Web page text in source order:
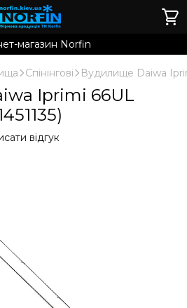
магазин Norfin
Спінінгові Вудилище Daiwa
Iprimi 66UL
відгук